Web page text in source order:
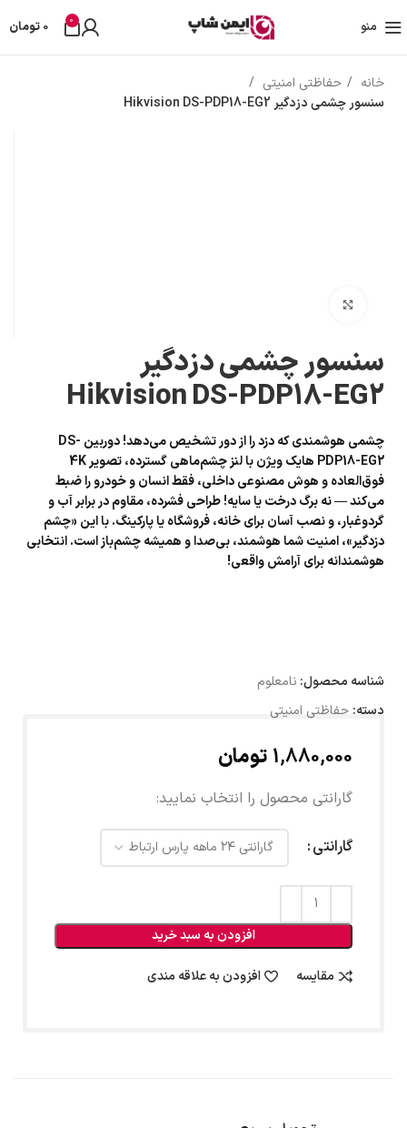
منو 0
0 تومان
خانه
حفاظتی امنیتی
سنسور چشمی دزدگیر Hikvision DS-PDP18-EG2
سنسور چشمی دزدگیر
Hikvision DS-PDP18-EG2
چشمی هوشمندی که دزد را از دور تشخیص می‌دهد! دوربین DS-
PDP18-EG2 هایک ویژن با لنز چشم‌ماهی گسترده، تصویر 4K
فوق‌العاده و هوش مصنوعی داخلی، فقط انسان و خودرو را ضبط
می‌کند — نه برگ درخت یا سایه! طراحی فشرده، مقاوم در برابر آب و
گردوغبار، و نصب آسان برای خانه، فروشگاه یا پارکینگ. با این «چشم
دزدگیر»، امنیت شما هوشمند، بی‌صدا و همیشه چشم‌باز است. انتخابی
هوشمندانه برای آرامش واقعی!
شناسه محصول: نامعلوم
دسته: حفاظتی امنیتی
1,880,000 تومان
گارانتی محصول را انتخاب نمایید:
گارانتی
افزودن به سبد خرید
مقایسه افزودن به علاقه مندی
تمامی تخفیفات و قیمت های ایمن شاپ به روز می باشد وبا خیال راحت خرید کنید در صورت
مشکل حتما با پشتیبانی فروشگاه تماس بگیرید